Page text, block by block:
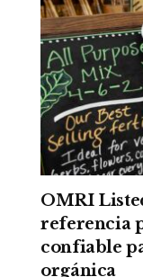
OMRI
referencia
confiable
orgánica